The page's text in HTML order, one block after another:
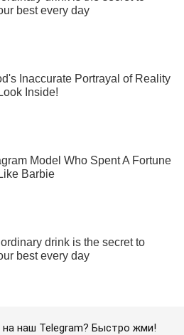
наш Telegram? Быстро жми!